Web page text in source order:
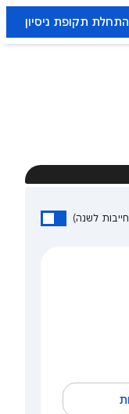
תקופת ניסיון
לשנה)